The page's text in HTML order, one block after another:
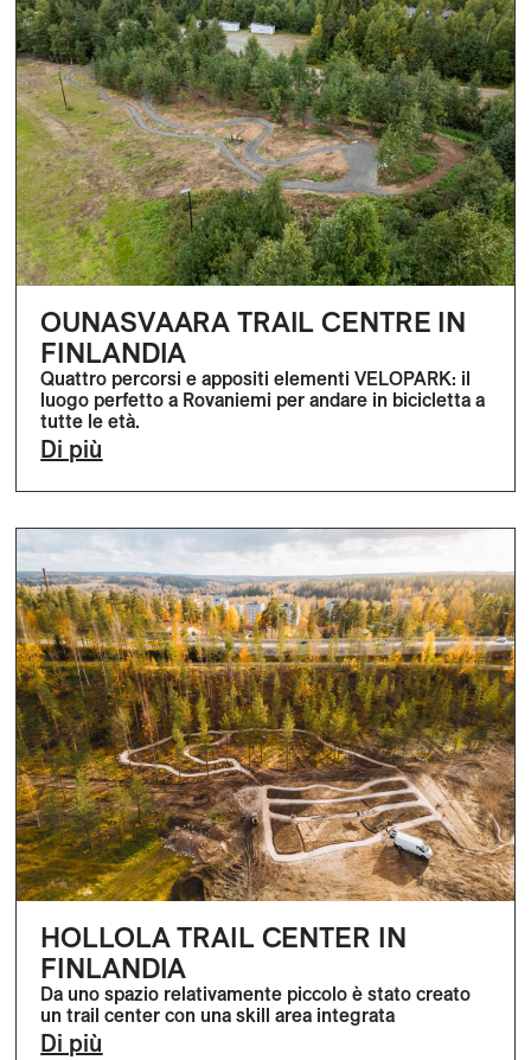
OUNASVAARA TRAIL CENTRE IN
FINLANDIA
Quattro percorsi e appositi elementi VELOPARK: il
luogo perfetto a Rovaniemi per andare in bicicletta a
tutte le età.
Di più
HOLLOLA TRAIL CENTER IN
FINLANDIA
Da uno spazio relativamente piccolo è stato creato
un trail center con una skill area integrata
Di più